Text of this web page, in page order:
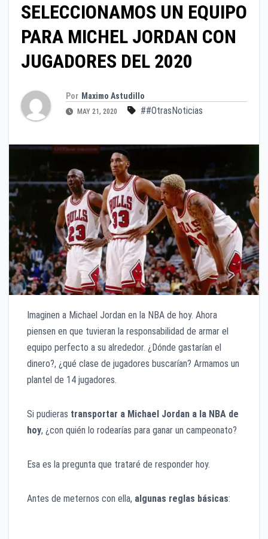
SELECCIONAMOS UN EQUIPO
PARA MICHEL JORDAN CON
JUGADORES DEL 2020
Por Maximo Astudillo
MAY 21, 2020 ##OtrasNoticias
Imaginen a Michael Jordan en la NBA de hoy. Ahora
piensen en que tuvieran la responsabilidad de armar el
equipo perfecto a su alrededor. ¿Dónde gastarían el
dinero?, ¿qué clase de jugadores buscarían? Armamos un
plantel de 14 jugadores.
Si pudieras transportar a Michael Jordan a la NBA de
hoy, ¿con quién lo rodearías para ganar un campeonato?
Esa es la pregunta que trataré de responder hoy.
Antes de meternos con ella, algunas reglas básicas: